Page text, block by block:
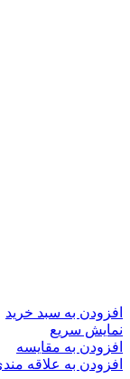
افزودن به سبد خرید
نمایش سریع
افزودن به مقایسه
افزودن به علاقه